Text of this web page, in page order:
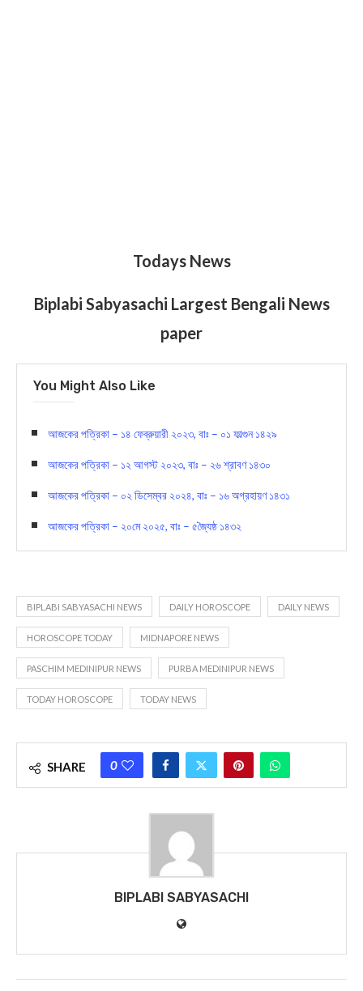
Todays News
Biplabi Sabyasachi Largest Bengali News
paper
You Might Also Like
আজকের পত্রিকা – ১৪ ফেব্রুয়ারী ২০২৩, বাঃ – ০১ ফাল্গুন ১৪২৯
আজকের পত্রিকা – ১২ আগস্ট ২০২৩, বাঃ – ২৬ শ্রাবণ ১৪৩০
আজকের পত্রিকা – ০২ ডিসেম্বর ২০২৪, বাঃ – ১৬ অগ্রহায়ণ ১৪৩১
আজকের পত্রিকা – ২০মে ২০২৫, বাঃ – ৫জ্যৈষ্ঠ ১৪৩২
BIPLABI SABYASACHI NEWS DAILY HOROSCOPE DAILY NEWS
HOROSCOPE TODAY MIDNAPORE NEWS
PASCHIM MEDINIPUR NEWS PURBA MEDINIPUR NEWS
TODAY HOROSCOPE TODAY NEWS
SHARE 0
BIPLABI SABYASACHI